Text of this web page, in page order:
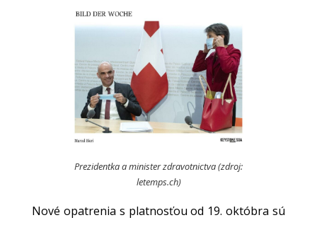
Prezidentka a minister zdravotnictva (zdroj:
letemps.ch)
Nové opatrenia s platnosťou od 19. októbra sú